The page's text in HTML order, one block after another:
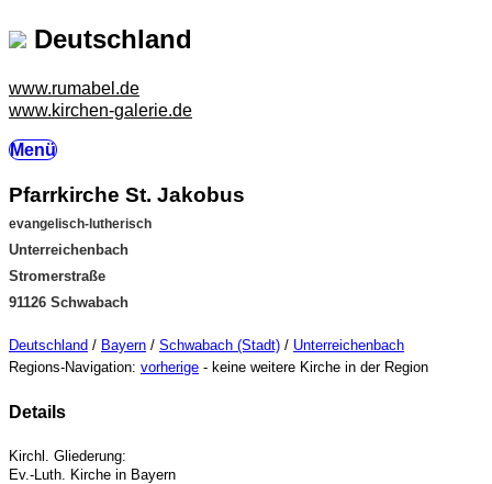
Deutschland
www.rumabel.de
www.kirchen-galerie.de
Menü
Pfarrkirche St. Jakobus
evangelisch-lutherisch
Unterreichenbach
Stromerstraße
91126 Schwabach
Deutschland / Bayern / Schwabach (Stadt) / Unterreichenbach
Regions-Navigation: vorherige - keine weitere Kirche in der Region
Details
Kirchl. Gliederung:
Ev.-Luth. Kirche in Bayern